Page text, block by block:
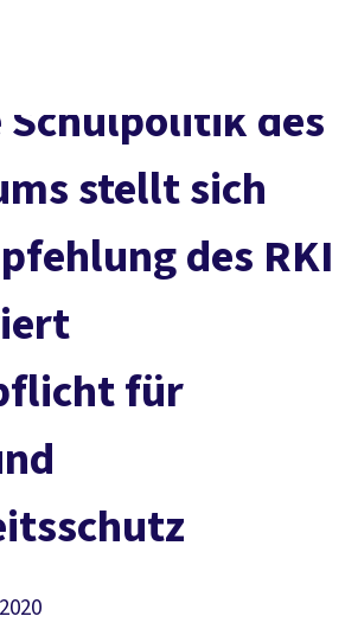
Politik in NRW
Service
Mitmachen
Schulpolitik des
stellt sich
des RKI
für